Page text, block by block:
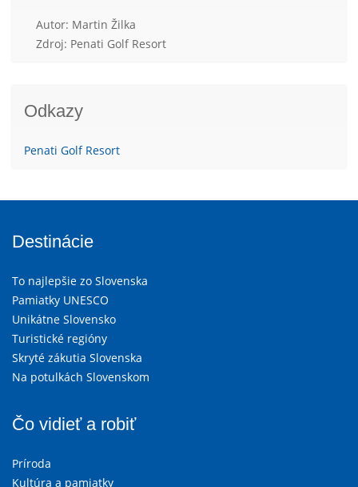
Autor: Martin Žilka
Zdroj: Penati Golf Resort
Odkazy
Penati Golf Resort
Destinácie
To najlepšie zo Slovenska
Pamiatky UNESCO
Unikátne Slovensko
Turistické regióny
Skryté zákutia Slovenska
Na potulkách Slovenskom
Čo vidieť a robiť
Príroda
Kultúra a pamiatky